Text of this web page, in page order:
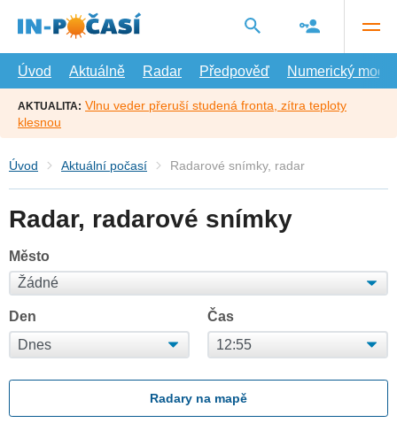
hlavní
Úvod
Aktuálně Radar Předpověď Numerický model
AKTUALITA: Vlnu veder přeruší studená fronta, zítra teploty
klesnou
Úvod Aktuální počasí Radarové snímky, radar
Radar, radarové snímky
Město
Den Čas
Radary na mapě